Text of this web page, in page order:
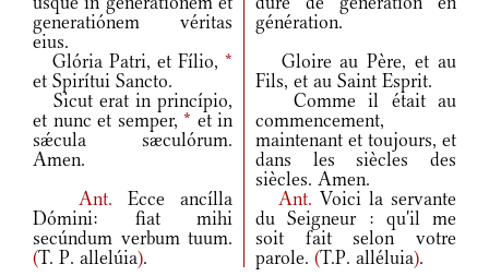
generatiónem véritas
eius.
génération.
Glória Patri, et Fílio, *
et Spirítui Sancto.
Gloire au Père, et au
Fils, et au Saint Esprit.
Sicut erat in princípio,
et nunc et semper, * et in
sǽcula sæculórum.
Amen.
Comme il était au
commencement,
maintenant et toujours, et
dans les siècles des
siècles. Amen.
Ant. Ecce ancílla
Dómini: fiat mihi
secúndum verbum tuum.
(T. P. allelúia).
Ant. Voici la servante
du Seigneur : qu'il me
soit fait selon votre
parole. (T.P. alléluia).